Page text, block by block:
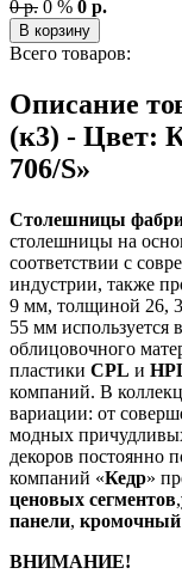
0 р. 0 % 0 р.
В корзину
Всего товаров:
Описание
(к3) - Цвет:
706/S»
Столешницы
столешницы на
соответствии с
индустрии, также
9 мм, толщиной 26,
55 мм используется
облицовочного
пластики CPL и
компаний. В
вариации: от
модных
декоров постоянно
компаний «Кедр»
ценовых сегментов,
панели, кромочный
ВНИМАНИЕ!